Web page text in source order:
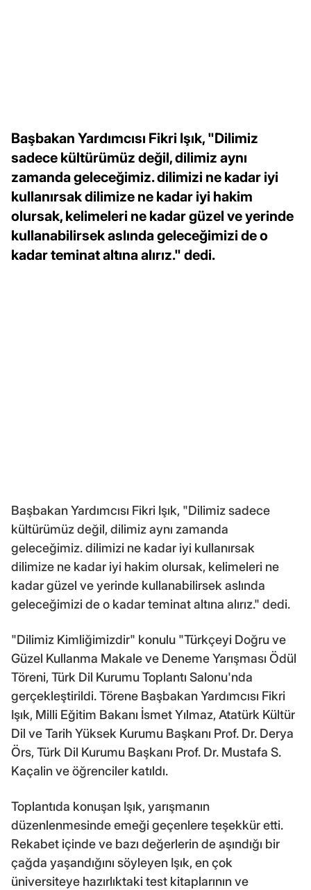
Başbakan Yardımcısı Fikri Işık, "Dilimiz
sadece kültürümüz değil, dilimiz aynı
zamanda geleceğimiz. dilimizi ne kadar iyi
kullanırsak dilimize ne kadar iyi hakim
olursak, kelimeleri ne kadar güzel ve yerinde
kullanabilirsek aslında geleceğimizi de o
kadar teminat altına alırız." dedi.
Başbakan Yardımcısı Fikri Işık, "Dilimiz sadece
kültürümüz değil, dilimiz aynı zamanda
geleceğimiz. dilimizi ne kadar iyi kullanırsak
dilimize ne kadar iyi hakim olursak, kelimeleri ne
kadar güzel ve yerinde kullanabilirsek aslında
geleceğimizi de o kadar teminat altına alırız." dedi.
"Dilimiz Kimliğimizdir" konulu "Türkçeyi Doğru ve
Güzel Kullanma Makale ve Deneme Yarışması Ödül
Töreni, Türk Dil Kurumu Toplantı Salonu'nda
gerçekleştirildi. Törene Başbakan Yardımcısı Fikri
Işık, Milli Eğitim Bakanı İsmet Yılmaz, Atatürk Kültür
Dil ve Tarih Yüksek Kurumu Başkanı Prof. Dr. Derya
Örs, Türk Dil Kurumu Başkanı Prof. Dr. Mustafa S.
Kaçalin ve öğrenciler katıldı.
Toplantıda konuşan Işık, yarışmanın
düzenlenmesinde emeği geçenlere teşekkür etti.
Rekabet içinde ve bazı değerlerin de aşındığı bir
çağda yaşandığını söyleyen Işık, en çok
üniversiteye hazırlıktaki test kitaplarının ve